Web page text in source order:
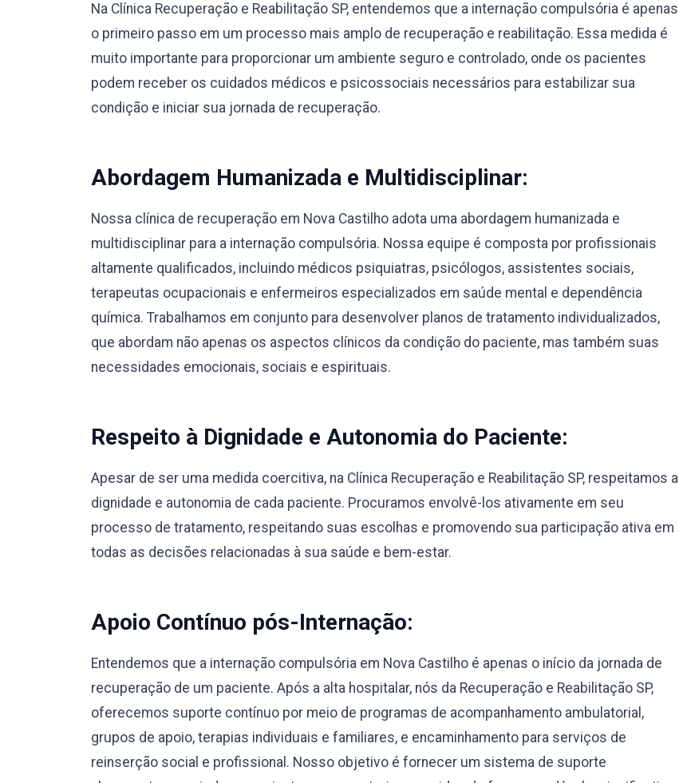
Na Clínica Recuperação e Reabilitação SP, entendemos que a internação compulsória é apenas
o primeiro passo em um processo mais amplo de recuperação e reabilitação. Essa medida é
muito importante para proporcionar um ambiente seguro e controlado, onde os pacientes
podem receber os cuidados médicos e psicossociais necessários para estabilizar sua
condição e iniciar sua jornada de recuperação.
Abordagem Humanizada e Multidisciplinar:
Nossa clínica de recuperação em Nova Castilho adota uma abordagem humanizada e
multidisciplinar para a internação compulsória. Nossa equipe é composta por profissionais
altamente qualificados, incluindo médicos psiquiatras, psicólogos, assistentes sociais,
terapeutas ocupacionais e enfermeiros especializados em saúde mental e dependência
química. Trabalhamos em conjunto para desenvolver planos de tratamento individualizados,
que abordam não apenas os aspectos clínicos da condição do paciente, mas também suas
necessidades emocionais, sociais e espirituais.
Respeito à Dignidade e Autonomia do Paciente:
Apesar de ser uma medida coercitiva, na Clínica Recuperação e Reabilitação SP, respeitamos a
dignidade e autonomia de cada paciente. Procuramos envolvê-los ativamente em seu
processo de tratamento, respeitando suas escolhas e promovendo sua participação ativa em
todas as decisões relacionadas à sua saúde e bem-estar.
Apoio Contínuo pós-Internação:
Entendemos que a internação compulsória em Nova Castilho é apenas o início da jornada de
recuperação de um paciente. Após a alta hospitalar, nós da Recuperação e Reabilitação SP,
oferecemos suporte contínuo por meio de programas de acompanhamento ambulatorial,
grupos de apoio, terapias individuais e familiares, e encaminhamento para serviços de
reinserção social e profissional. Nosso objetivo é fornecer um sistema de suporte